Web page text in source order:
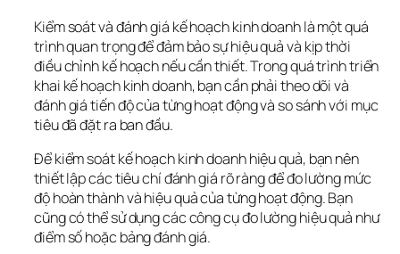
Kiểm soát và đánh giá kế hoạch kinh doanh là một quá
trình quan trọng để đảm bảo sự hiệu quả và kịp thời
điều chỉnh kế hoạch nếu cần thiết. Trong quá trình triển
khai kế hoạch kinh doanh, bạn cần phải theo dõi và
đánh giá tiến độ của từng hoạt động và so sánh với mục
tiêu đã đặt ra ban đầu.
Để kiểm soát kế hoạch kinh doanh hiệu quả, bạn nên
thiết lập các tiêu chí đánh giá rõ ràng để đo lường mức
độ hoàn thành và hiệu quả của từng hoạt động. Bạn
cũng có thể sử dụng các công cụ đo lường hiệu quả như
điểm số hoặc bảng đánh giá.